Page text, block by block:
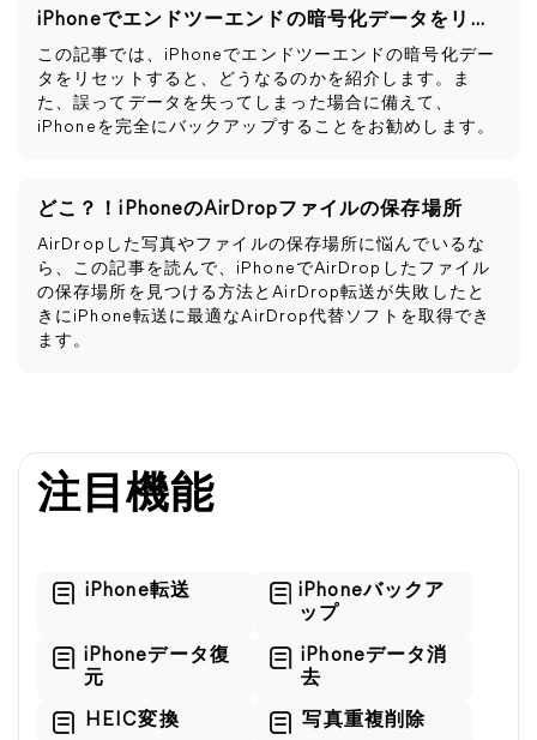
iPhoneでエンドツーエンドの暗号化データをリセットするとどうなるか
この記事では、iPhoneでエンドツーエンドの暗号化デー
タをリセットすると、どうなるのかを紹介します。ま
た、誤ってデータを失ってしまった場合に備えて、
iPhoneを完全にバックアップすることをお勧めします。
どこ？！iPhoneのAirDropファイルの保存場所
AirDropした写真やファイルの保存場所に悩んでいるな
ら、この記事を読んで、iPhoneでAirDropしたファイル
の保存場所を見つける方法とAirDrop転送が失敗したと
きにiPhone転送に最適なAirDrop代替ソフトを取得でき
ます。
注目機能
iPhone転送
iPhoneバックア
ップ
iPhoneデータ復
元
iPhoneデータ消
去
HEIC変換 写真重複削除